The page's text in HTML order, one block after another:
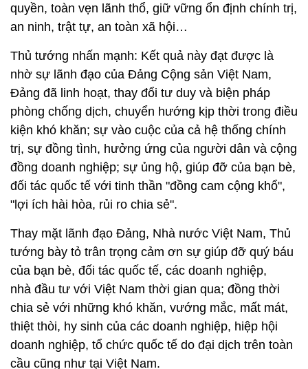
quyền, toàn vẹn lãnh thổ, giữ vững ổn định chính trị,
an ninh, trật tự, an toàn xã hội…
Thủ tướng nhấn mạnh: Kết quả này đạt được là
nhờ sự lãnh đạo của Đảng Cộng sản Việt Nam,
Đảng đã linh hoạt, thay đổi tư duy và biện pháp
phòng chống dịch, chuyển hướng kịp thời trong điều
kiện khó khăn; sự vào cuộc của cả hệ thống chính
trị, sự đồng tình, hưởng ứng của người dân và cộng
đồng doanh nghiệp; sự ủng hộ, giúp đỡ của bạn bè,
đối tác quốc tế với tinh thần "đồng cam cộng khổ",
"lợi ích hài hòa, rủi ro chia sẻ".
Thay mặt lãnh đạo Đảng, Nhà nước Việt Nam, Thủ
tướng bày tỏ trân trọng cảm ơn sự giúp đỡ quý báu
của bạn bè, đối tác quốc tế, các doanh nghiệp,
nhà đầu tư với Việt Nam thời gian qua; đồng thời
chia sẻ với những khó khăn, vướng mắc, mất mát,
thiệt thòi, hy sinh của các doanh nghiệp, hiệp hội
doanh nghiệp, tổ chức quốc tế do đại dịch trên toàn
cầu cũng như tại Việt Nam.